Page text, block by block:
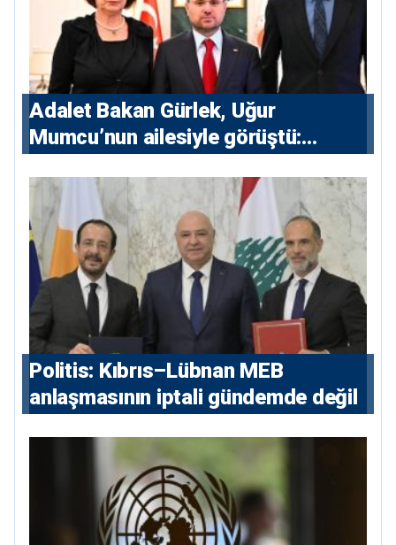
Adalet Bakan Gürlek, Uğur
Mumcu’nun ailesiyle görüştü:
devlet isterse her olayı ortaya
çıkarır”
Politis: Kıbrıs–Lübnan MEB
anlaşmasının iptali gündemde değil